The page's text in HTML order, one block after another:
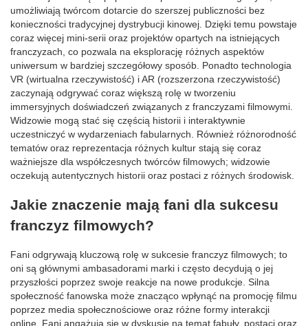
umożliwiają twórcom dotarcie do szerszej publiczności bez
konieczności tradycyjnej dystrybucji kinowej. Dzięki temu powstaje
coraz więcej mini-serii oraz projektów opartych na istniejących
franczyzach, co pozwala na eksplorację różnych aspektów
uniwersum w bardziej szczegółowy sposób. Ponadto technologia
VR (wirtualna rzeczywistość) i AR (rozszerzona rzeczywistość)
zaczynają odgrywać coraz większą rolę w tworzeniu
immersyjnych doświadczeń związanych z franczyzami filmowymi.
Widzowie mogą stać się częścią historii i interaktywnie
uczestniczyć w wydarzeniach fabularnych. Również różnorodność
tematów oraz reprezentacja różnych kultur stają się coraz
ważniejsze dla współczesnych twórców filmowych; widzowie
oczekują autentycznych historii oraz postaci z różnych środowisk.
Jakie znaczenie mają fani dla sukcesu
franczyz filmowych?
Fani odgrywają kluczową rolę w sukcesie franczyz filmowych; to
oni są głównymi ambasadorami marki i często decydują o jej
przyszłości poprzez swoje reakcje na nowe produkcje. Silna
społeczność fanowska może znacząco wpłynąć na promocję filmu
poprzez media społecznościowe oraz różne formy interakcji
online. Fani angażują się w dyskusje na temat fabuły, postaci oraz